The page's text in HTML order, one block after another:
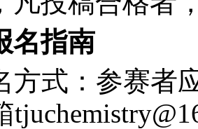
名指南
方式：参赛者